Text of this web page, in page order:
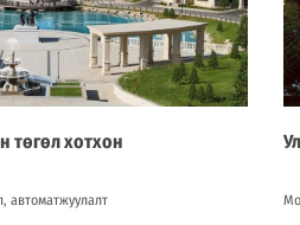
төгөл хотхон
автоматжуулалт